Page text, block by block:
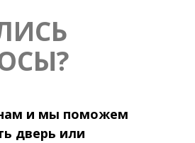
и мы поможем
дверь или